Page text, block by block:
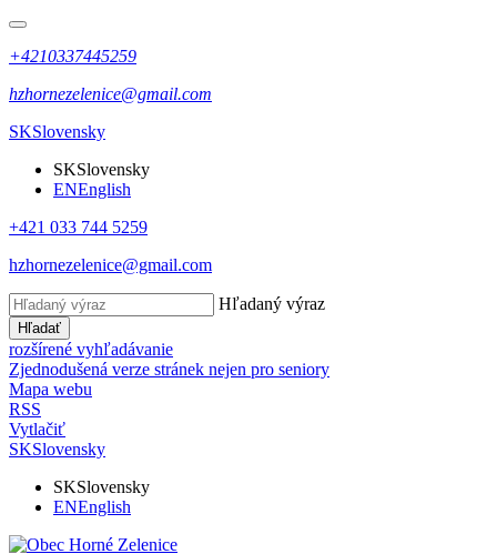
+4210337445259
hzhornezelenice@gmail.com
SKSlovensky
SKSlovensky
ENEnglish
+421 033 744 5259
hzhornezelenice@gmail.com
Hľadaný výraz
Hľadať
rozšírené vyhľadávanie
Zjednodušená verze stránek nejen pro seniory
Mapa webu
RSS
Vytlačiť
SKSlovensky
SKSlovensky
ENEnglish